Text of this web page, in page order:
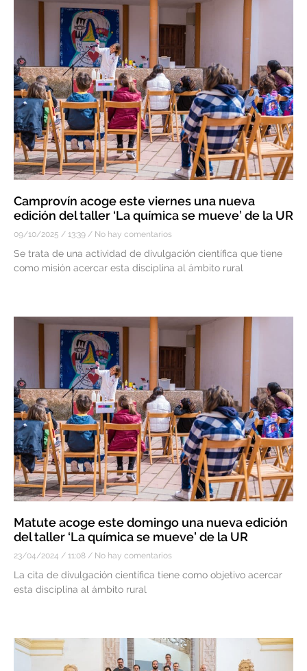
Camprovín acoge este viernes una nueva
edición del taller ‘La química se mueve’ de la UR
09/10/2025 13:39 No hay comentarios
Se trata de una actividad de divulgación científica que tiene
como misión acercar esta disciplina al ámbito rural
Matute acoge este domingo una nueva edición
del taller ‘La química se mueve’ de la UR
23/04/2024 11:08 No hay comentarios
La cita de divulgación científica tiene como objetivo acercar
esta disciplina al ámbito rural